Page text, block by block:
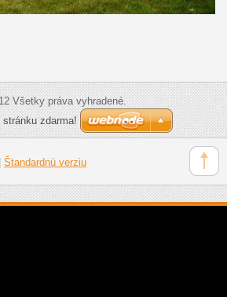
Všetky práva vyhradené.
zdarma!
Štandardnú verziu